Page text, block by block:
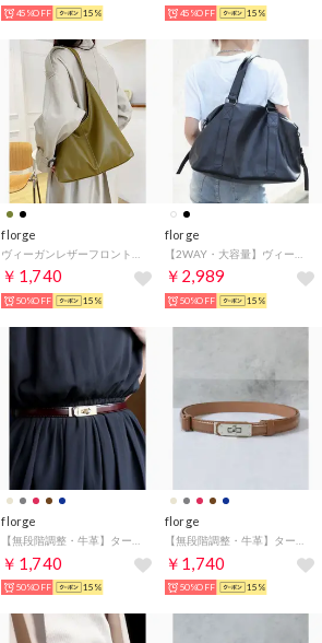
45%OFF 15% 45%OFF 15%
florge
￥1,740
50%OFF 15%
florge
￥2,989
50%OFF 15%
florge
￥1,740
50%OFF 15%
florge
￥1,740
50%OFF 15%